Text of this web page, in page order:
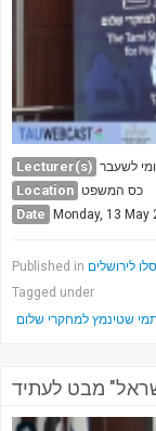
Lecturer(s) לשעבר
Location כס המשפט
Date Monday, 13 May
Published in לירושלים
Tagged under
שטינמץ למחקרי שלום
מבט לעתיד